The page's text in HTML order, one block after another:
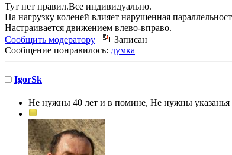
Тут нет правил.Все индивидуально.
На нагрузку коленей влияет нарушенная
Настраивается движением влево-вправо.
Сообщить модератору
Записан
Сообщение понравилось: думка
IgorSk
Не нужны 40 лет и в помине, Не нужны указанья